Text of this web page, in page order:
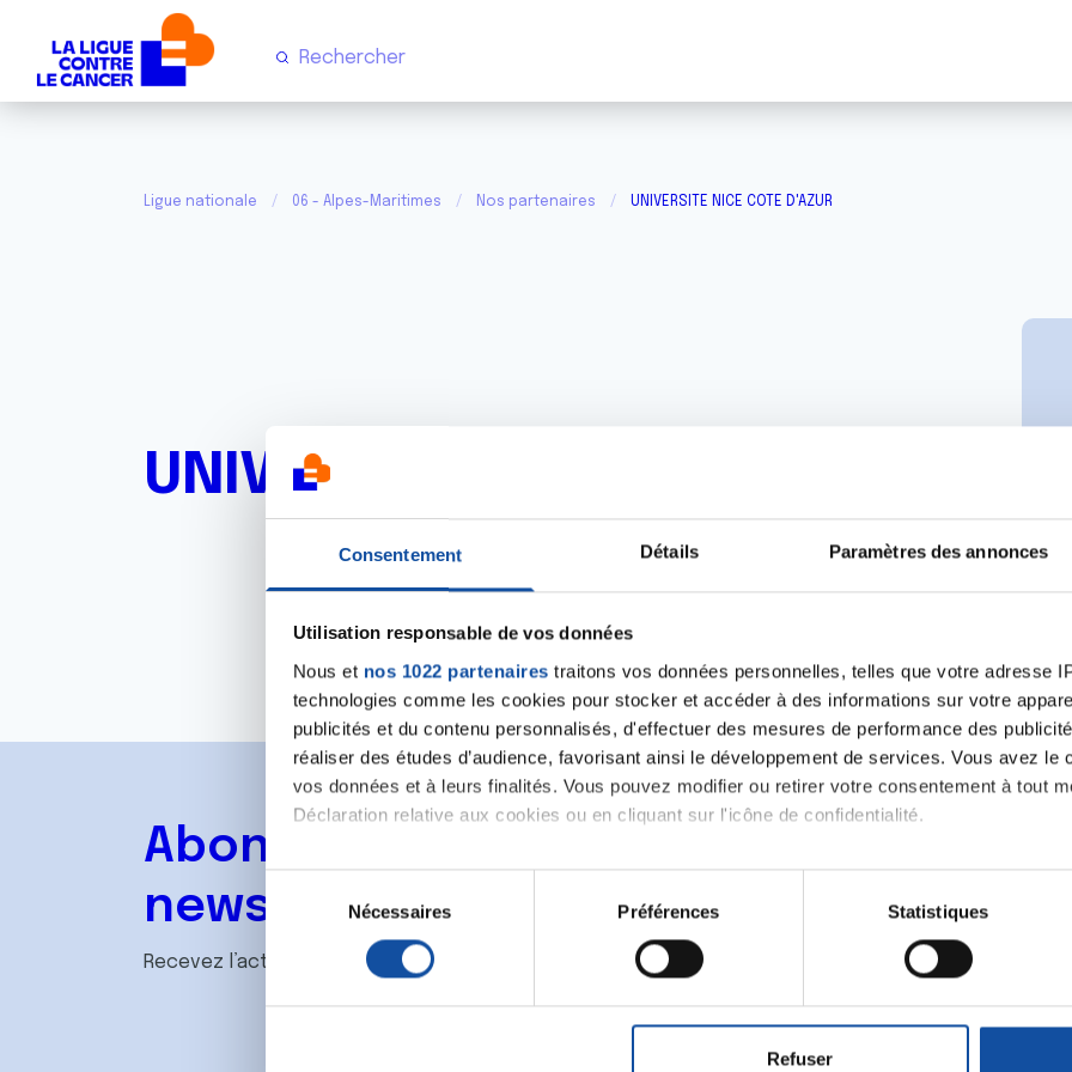
Consentement Détails Paramètres des annonces
Utilisation responsable de vos données
Nous et nos 1022 partenaires traitons vos données personnelles, telles que votre adresse
technologies comme les cookies pour stocker et accéder à des informations sur votre
publicités et du contenu personnalisés, d'effectuer des mesures de performance des
réaliser des études d’audience, favorisant ainsi le développement de services. Vous avez le
vos données et à leurs finalités. Vous pouvez modifier ou retirer votre consentement à tout
Déclaration relative aux cookies ou en cliquant sur l'icône de confidentialité.
Si vous le permettez, nous aimerions également :
Collecter des informations sur votre localisation géographique qui peuvent être
digitales).
. Vous pouvez modifier ou retirer votre consentement à tout moment à partir de la
é
e
Nécessaires Préférences Statistiques
Refuser
Ligue nationale 06 - Alpes-Maritimes Nos partenaires UNIVERSITE NICE COTE D'AZUR
UNIVERSITE NICE COTE D'AZUR
Abonnez-vous à notre
newsletter
Recevez l’actualité de la Ligue.
J'accepte